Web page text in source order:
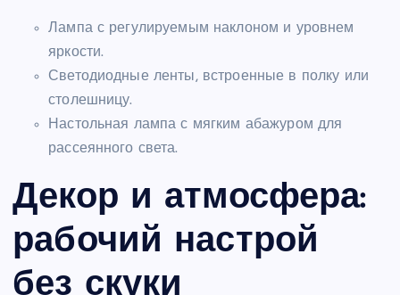
Лампа с регулируемым наклоном и уровнем
яркости.
Светодиодные ленты, встроенные в полку или
столешницу.
Настольная лампа с мягким абажуром для
рассеянного света.
Декор и атмосфера:
рабочий настрой
без скуки